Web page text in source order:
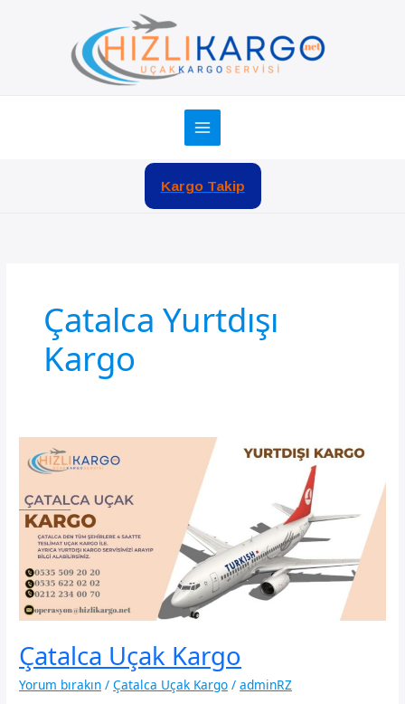
Kargo Takip
Çatalca Yurtdışı
Kargo
Çatalca Uçak Kargo
Yorum bırakın /Çatalca Uçak Kargo /adminRZ